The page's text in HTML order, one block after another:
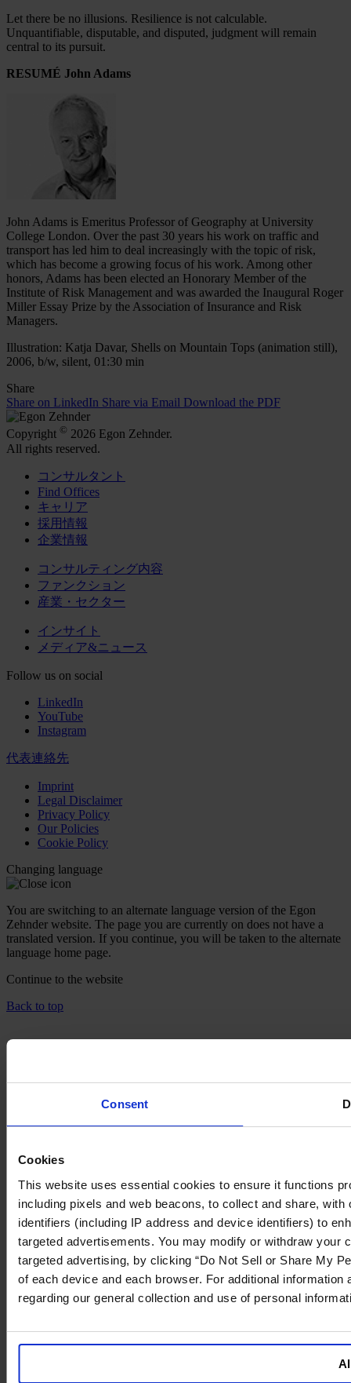
Consent
Cookies
This website uses essential cookies to ensure it functions
including pixels and web beacons, to collect and share,
identifiers (including IP address and device identifiers) to
targeted advertisements. You may modify or withdraw your
targeted advertising, by clicking “Do Not Sell or Share My
of each device and each browser. For additional
regarding our general collection and use of personal
Let there be no illusions. Resilience is not calculable.
Unquantifiable, disputable, and disputed, judgment will remain
central to its pursuit.
RESUMÉ John Adams
John Adams is Emeritus Professor of Geography at University
College London. Over the past 30 years his work on traffic and
transport has led him to deal increasingly with the topic of risk,
which has become a growing focus of his work. Among other
honors, Adams has been elected an Honorary Member of the
Institute of Risk Management and was awarded the Inaugural Roger
Miller Essay Prize by the Association of Insurance and Risk
Managers.
Illustration: Katja Davar, Shells on Mountain Tops (animation still),
2006, b/w, silent, 01:30 min
Share
Share on LinkedIn Share via Email Download the PDF
Copyright © 2026 Egon Zehnder.
All rights reserved.
コンサルタント
Find Offices
キャリア
採用情報
企業情報
コンサルティング内容
ファンクション
産業・セクター
インサイト
メディア&ニュース
Follow us on social
LinkedIn
YouTube
Instagram
代表連絡先
Imprint
Legal Disclaimer
Privacy Policy
Our Policies
Cookie Policy
Changing language
You are switching to an alternate language version of the Egon
Zehnder website. The page you are currently on does not have a
translated version. If you continue, you will be taken to the alternate
language home page.
Continue to the website
Back to top